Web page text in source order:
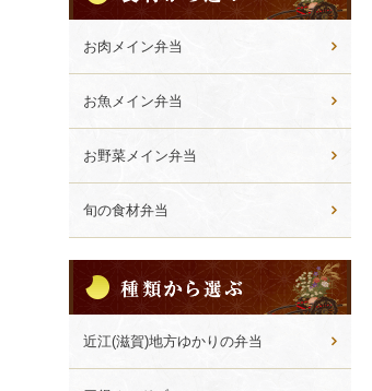
か
ら
選
ぶ
お肉メイン弁当
お魚メイン弁当
お野菜メイン弁当
旬の食材弁当
類
か
ら
選
ぶ
近江(滋賀)地方ゆかりの弁当